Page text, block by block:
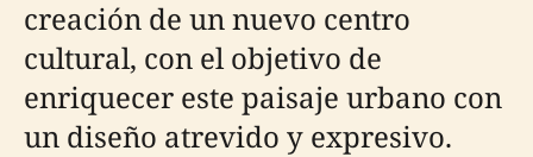
creación de un nuevo centro
cultural, con el objetivo de
enriquecer este paisaje urbano con
un diseño atrevido y expresivo.